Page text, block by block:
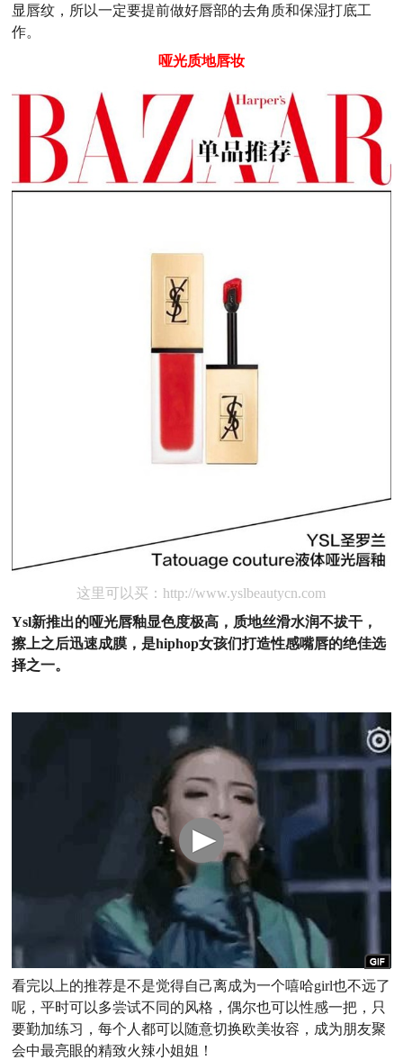
显唇纹，所以一定要提前做好唇部的去角质和保湿打底工
作。
哑光质地唇妆
这里可以买：http://www.yslbeautycn.com
Ysl新推出的哑光唇釉显色度极高，质地丝滑水润不拔干，
擦上之后迅速成膜，是hiphop女孩们打造性感嘴唇的绝佳选
择之一。
看完以上的推荐是不是觉得自己离成为一个嘻哈girl也不远了
呢，平时可以多尝试不同的风格，偶尔也可以性感一把，只
要勤加练习，每个人都可以随意切换欧美妆容，成为朋友聚
会中最亮眼的精致火辣小姐姐！